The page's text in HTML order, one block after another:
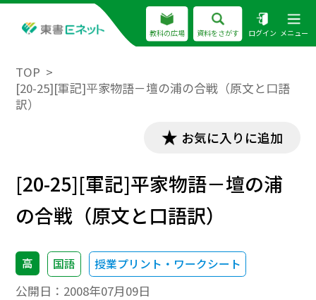
教科の広場 資料をさがす ログイン メニュー
TOP
[20-25][軍記]平家物語－壇の浦の合戦（原文と口語
訳）
お気に入りに追加
[20-25][軍記]平家物語－壇の浦
の合戦（原文と口語訳）
高 国語 授業プリント・ワークシート
公開日： 2008年07月09日